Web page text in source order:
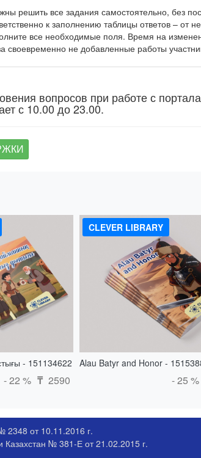
решить все задания самостоятельно, без
к заполнению таблицы ответов – от
все необходимые поля. Время на
своевременно не добавленные работы
вопросов при работе с
с 10.00 до 23.00.
- 151134622
- 22 % ₸ 2590
CLEVER LIBRARY
Alau Batyr and Honor -
- 25 %
2348 от 10.11.2016 г.
Казахстан № 381-Е от 21.02.2015 г.